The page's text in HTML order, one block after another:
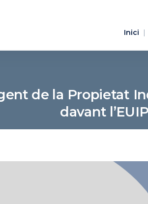
Inici
de la Propietat
davant